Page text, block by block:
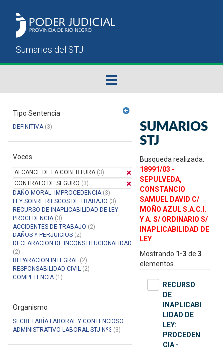
Sumarios del STJ
Manual del Usuario
Tipo Sentencia
DEFINITIVA(3)
Voces
ALCANCE DE LA COBERTURA(3)
CONTRATO DE SEGURO (3)
DAÑO MORAL: IMPROCEDENCIA(3)
LEY SOBRE RIESGOS DE TRABAJO (3)
RECURSO DE INAPLICABILIDAD DE LEY:
PROCEDENCIA(3)
ACCIDENTES DE TRABAJO (2)
DAÑOS Y PERJUICIOS (2)
DECLARACION DE INCONSTITUCIONALIDAD
(2)
REPARACION INTEGRAL (2)
RESPONSABILIDAD CIVIL (2)
COMPETENCIA(1)
Organismo
SECRETARÍA LABORAL Y CONTENCIOSO
ADMINISTRATIVO LABORAL STJ Nº3 (3)
SUMARIOS
STJ
Busqueda realizada:
18991/03 -
SEPULVEDA,
CONSTANCIO
SAMUEL DAVID C/
MOÑO AZUL S.A.C.I.
Y A. S/ ORDINARIO S/
INAPLICABILIDAD DE
LEY
Mostrando 1-3 de 3
elementos.
RECURSO
DE
INAPLICABI
LIDAD DE
LEY:
PROCEDEN
CIA -